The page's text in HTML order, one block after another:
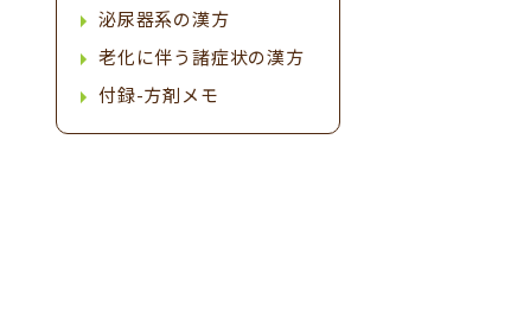
泌尿器系の漢方
老化に伴う諸症状の漢方
付録-方剤メモ